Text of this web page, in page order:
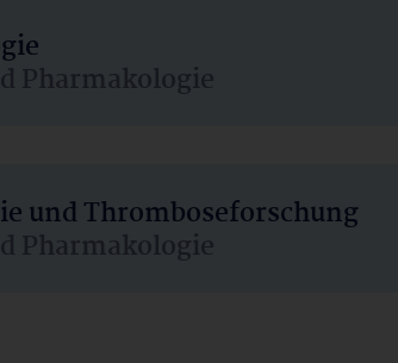
Pharmakologie
und Thromboseforschung
Pharmakologie